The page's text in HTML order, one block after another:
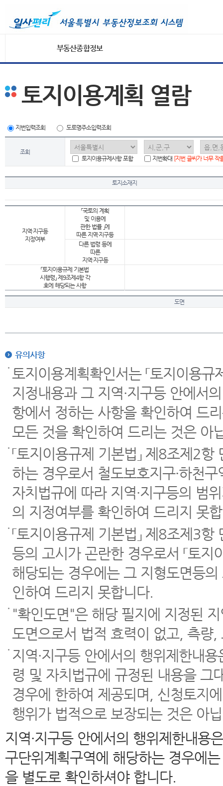
부동산종합정보
토지이용계획 열람
지번입력조회 도로명주소입력조회
조회
토지이용규제사항 포함
지번확대 [지번 글씨가 너무 작
토지소재지
지역·지구등
지정여부
「국토의 계획
및 이용에
관한 법률 」에
따른 지역·지구등
다른 법령 등에
따른
지역·지구등
「토지이용규제 기본법
시행령」 제9조제4항 각
호에 해당되는 사항
도면
유의사항
토지이용계획확인서는 「토지이용
지정내용과 그 지역·지구등 안에서
항에서 정하는 사항을 확인하여 드
모든 것을 확인하여 드리는 것은 아
「토지이용규제 기본법」 제8조제2
하는 경우로서 철도보호지구·하천
자치법규에 따라 지역·지구등의 범
의 지정여부를 확인하여 드리지 못
「토지이용규제 기본법」 제8조제3
등의 고시가 곤란한 경우로서 「토
해당되는 경우에는 그 지형도면등
인하여 드리지 못합니다.
"확인도면"은 해당 필지에 지정된
도면으로서 법적 효력이 없고, 측량
지역·지구등 안에서의 행위제한내
령 및 자치법규에 규정된 내용을 그
경우에 한하여 제공되며, 신청토지
행위가 법적으로 보장되는 것은 아
지역·지구등 안에서의 행위제한내용
구단위계획구역에 해당하는 경우에
을 별도로 확인하셔야 합니다.